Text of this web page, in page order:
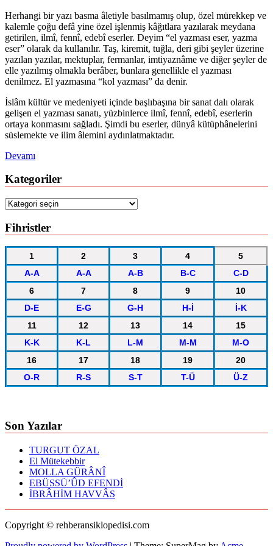
Herhangi bir yazı basma âletiyle basılmamış olup, özel mürekkep ve
kalemle çoğu defâ yine özel işlenmiş kâğıtlara yazılarak meydana
getirilen, ilmî, fennî, edebî eserler. Deyim “el yazması eser, yazma
eser” olarak da kullanılır. Taş, kiremit, tuğla, deri gibi şeyler üzerine
yazılan yazılar, mektuplar, fermanlar, imtiyaznâme ve diğer şeyler de
elle yazılmış olmakla berâber, bunlara genellikle el yazması
denilmez. El yazmasına “kol yazması” da denir.
İslâm kültür ve medeniyeti içinde başlıbaşına bir sanat dalı olarak
gelişen el yazması sanatı, yüzbinlerce ilmî, fennî, edebî, eserlerin
ortaya konmasını sağladı. Şimdi bu eserler, dünyâ kütüphânelerini
süslemekte ve ilim âlemini aydınlatmaktadır.
Devamı
Kategoriler
Kategoriler
Fihristler
1 2 3 4
5
A-A
A-A A-B B-C
C-D
6
7 8 9
10
D-E
E-G G-H H-İ
İ-K
11
12 13 14
15
K-K
K-L L-M M-M
M-O
16
17 18 19
20
O-R
R-S S-T T-Ü Ü-Z
Son Yazılar
TURGUT ÖZAL
El Mütekebbir
MOLLA GÜRÂNÎ
EBÜSSÜ’ÛD EFENDİ
İBRÂHİM HAVVÂS
Copyright © rehberansiklopedisi.com